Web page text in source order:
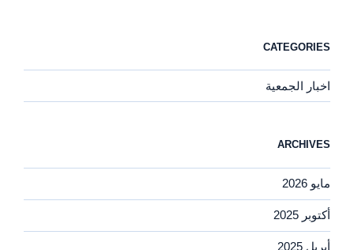
CATEGORIES
اخبار الجمعية
ARCHIVES
مايو 2026
أكتوبر 2025
أبريل 2025